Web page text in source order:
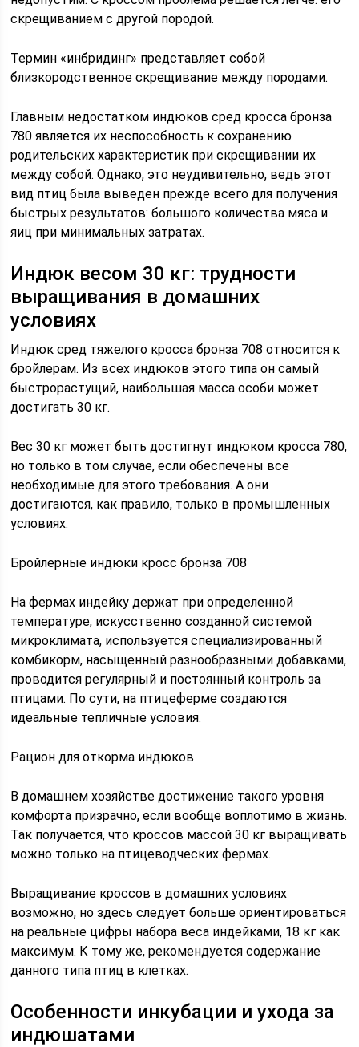
скрещиванием с другой породой.
Термин «инбридинг» представляет собой
близкородственное скрещивание между породами.
Главным недостатком индюков сред кросса бронза
780 является их неспособность к сохранению
родительских характеристик при скрещивании их
между собой. Однако, это неудивительно, ведь этот
вид птиц была выведен прежде всего для получения
быстрых результатов: большого количества мяса и
яиц при минимальных затратах.
Индюк весом 30 кг: трудности
выращивания в домашних
условиях
Индюк сред тяжелого кросса бронза 708 относится к
бройлерам. Из всех индюков этого типа он самый
быстрорастущий, наибольшая масса особи может
достигать 30 кг.
Вес 30 кг может быть достигнут индюком кросса 780,
но только в том случае, если обеспечены все
необходимые для этого требования. А они
достигаются, как правило, только в промышленных
условиях.
Бройлерные индюки кросс бронза 708
На фермах индейку держат при определенной
температуре, искусственно созданной системой
микроклимата, используется специализированный
комбикорм, насыщенный разнообразными добавками,
проводится регулярный и постоянный контроль за
птицами. По сути, на птицеферме создаются
идеальные тепличные условия.
Рацион для откорма индюков
В домашнем хозяйстве достижение такого уровня
комфорта призрачно, если вообще воплотимо в жизнь.
Так получается, что кроссов массой 30 кг выращивать
можно только на птицеводческих фермах.
Выращивание кроссов в домашних условиях
возможно, но здесь следует больше ориентироваться
на реальные цифры набора веса индейками, 18 кг как
максимум. К тому же, рекомендуется содержание
данного типа птиц в клетках.
Особенности инкубации и ухода за
индюшатами